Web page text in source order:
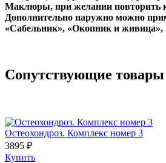
Маклюры, при желании повторить
Дополнительно наружно можно
«Сабельник», «Окопник и
Сопутствующие товары
Остеохондроз. Комплекс номер 3
3895 ₽
Купить